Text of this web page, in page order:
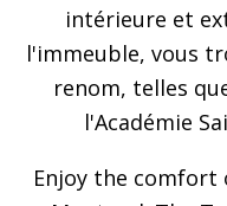
intérieure et
l'immeuble, vous
renom, telles
l'Académie
Enjoy the